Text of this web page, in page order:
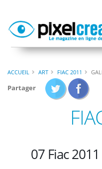
ACCUEIL ART FIAC 2011
Partager
07 Fiac